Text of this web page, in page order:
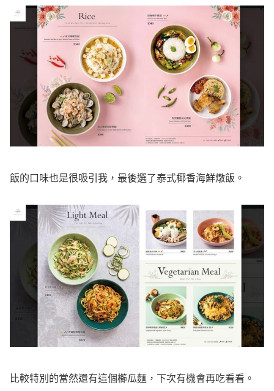
飯的口味也是很吸引我，最後選了泰式椰香海鮮燉飯。
比較特別的當然還有這個櫛瓜麵，下次有機會再吃看看。